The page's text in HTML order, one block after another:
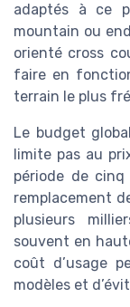
adaptés à ce
mountain ou
orienté cross
faire en
terrain le plus
Le budget
limite pas au
période de
remplacement
plusieurs
souvent en
coût d’usage
modèles et